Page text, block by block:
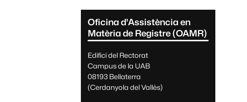
Oficina d'Assistència en
Matèria de Registre (OAMR)
Edifici del Rectorat
Campus de la UAB
08193 Bellaterra
(Cerdanyola del Vallès)